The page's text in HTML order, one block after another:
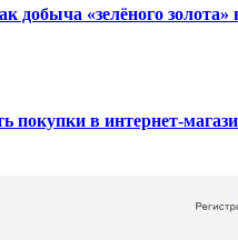
добыча «зелёного
покупки в интернет-